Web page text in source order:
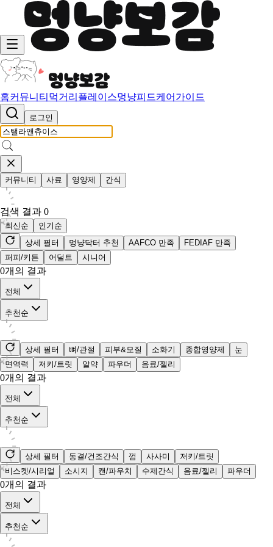
홈커뮤니티 먹거리 플레이스멍냥피드케어가이드
로그인
커뮤니티 사료 영양제 간식
검색 결과 0
최신순
인기순
상세 필터
멍냥닥터 추천 AAFCO 만족
FEDIAF 만족
퍼피/키튼
어덜트 시니어
0개의 결과
전체
추천순
상세 필터 뼈/관절 피부&모질 소화기 종합영양제
눈
면역력
저키/트릿 알약 파우더 음료/젤리
0개의 결과
전체
추천순
상세 필터 동결/건조간식 껌 사사미
저키/트릿
비스켓/시리얼
소시지 캔/파우치 수제간식 음료/젤리 파우더
0개의 결과
전체
추천순